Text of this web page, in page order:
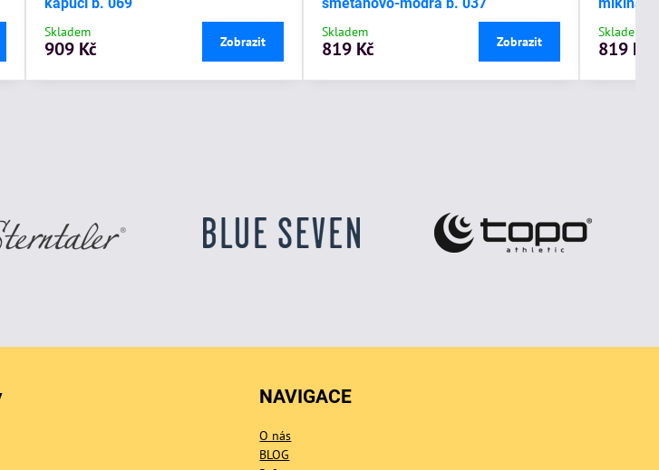
Skladem
909 Kč Zobrazit
Skladem
819 Kč Zobrazit
Skladem
819 Kč
NAVIGACE
O nás
BLOG